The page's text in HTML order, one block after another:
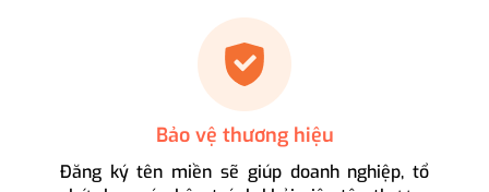
Bảo vệ thương hiệu
Đăng ký tên miền sẽ giúp doanh nghiệp, tổ